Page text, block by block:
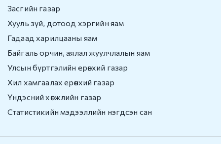
Засгийн газар
Хууль зүй, дотоод хэргийн яам
Гадаад харилцааны яам
Байгаль орчин, аялал жуулчлалын яам
Улсын бүртгэлийн ерөнхий газар
Хил хамгаалах ерөнхий газар
Үндэсний хөгжлийн газар
Статистикийн мэдээллийн нэгдсэн сан